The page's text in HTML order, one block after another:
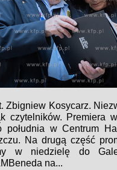
Zbigniew Kosycarz.
czytelników. Premiera
południa w Centrum
Na drugą część
w niedzielę do
na...